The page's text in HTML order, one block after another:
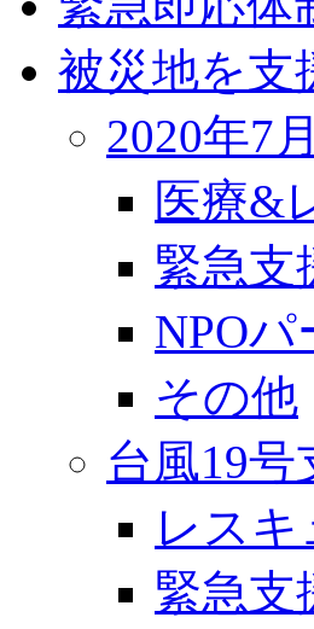
被災地を支
2020年7
医療&
緊急支
NPO
その他
台風19号
レス
緊急支